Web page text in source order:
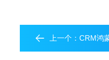
上一个：CRM鸿蒙标准物质/重铬酸